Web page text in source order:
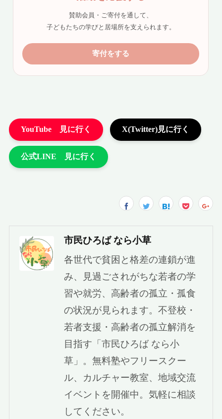
市民ひろば なら小草
各世代で貧困と格差の連鎖が進
み、見過ごされがちな若者の学
習や就労、高齢者の孤立・孤食
の状況が見られます。不登校・
若者支援・高齢者の孤立解消を
目指す「市民ひろば なら小
草」。無料塾やフリースクー
ル、カルチャー教室、地域交流
イベントを開催中。気軽に相談
してください。